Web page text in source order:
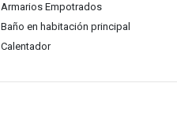
Armarios Empotrados
Baño en habitación principal
Calentador